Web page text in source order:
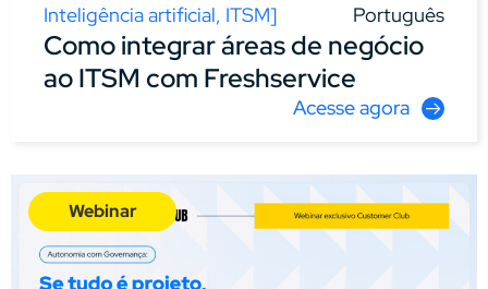
Inteligência artificial, ITSM] Português
Como integrar áreas de negócio
ao ITSM com Freshservice
Acesse agora
Webinar